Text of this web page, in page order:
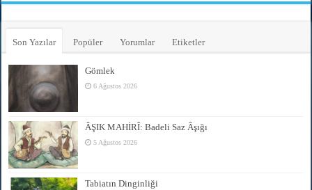
Son Yazılar Popüler Yorumlar Etiketler
Gömlek
6 Ağustos 2026
ÂŞIK MAHİRÎ: Badeli Saz Âşığı
5 Ağustos 2026
Tabiatın Dinginliği